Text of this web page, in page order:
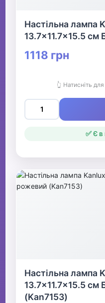
Настільна лампа
13.7x11.7x15.5 см
1118 грн
👆 Натисніть
✅ Є в
Настільна лампа
13.7x11.7x15.5 см
(Kan7153)